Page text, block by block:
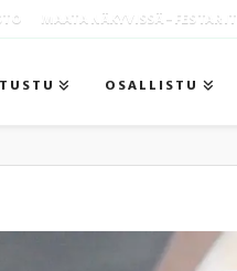
MAATA NÄKYVISSÄ -FESTARIT
OSALLISTU